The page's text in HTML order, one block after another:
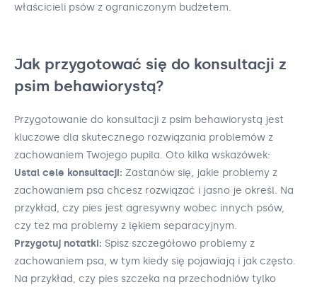
właścicieli psów z ograniczonym budżetem.
Jak przygotować się do konsultacji z
psim behawiorystą?
Przygotowanie do konsultacji z psim behawiorystą jest
kluczowe dla skutecznego rozwiązania problemów z
zachowaniem Twojego pupila. Oto kilka wskazówek:
Ustal cele konsultacji: Zastanów się, jakie problemy z
zachowaniem psa chcesz rozwiązać i jasno je określ. Na
przykład, czy pies jest agresywny wobec innych psów,
czy też ma problemy z lękiem separacyjnym.
Przygotuj notatki: Spisz szczegółowo problemy z
zachowaniem psa, w tym kiedy się pojawiają i jak często.
Na przykład, czy pies szczeka na przechodniów tylko